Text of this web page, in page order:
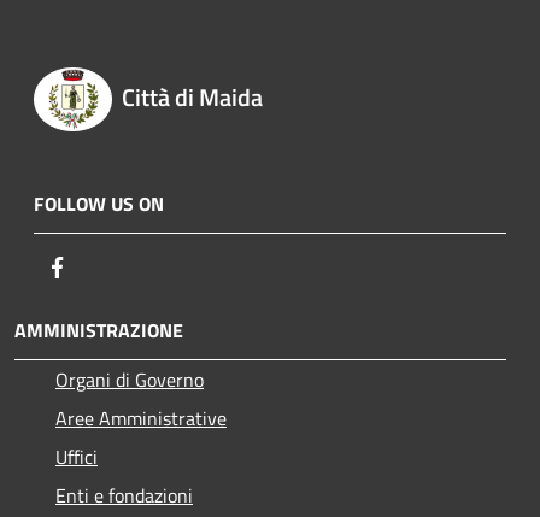
Città di Maida
FOLLOW US ON
AMMINISTRAZIONE
Organi di Governo
Aree Amministrative
Uffici
Enti e fondazioni